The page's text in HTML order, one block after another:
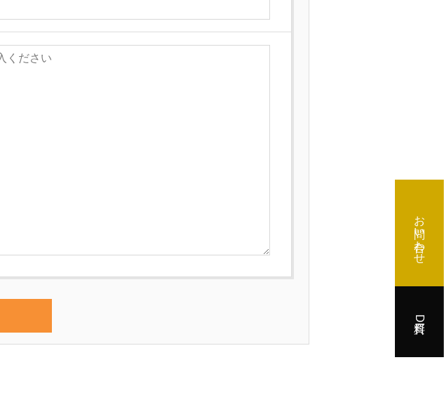
事業内容
セミナー
お問い合わせ
資料DL